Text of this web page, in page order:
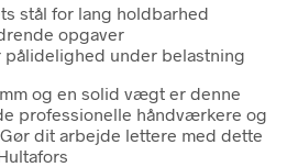
stål for lang holdbarhed
opgaver
pålidelighed under belastning
og en solid vægt er denne
professionelle håndværkere og
dit arbejde lettere med dette